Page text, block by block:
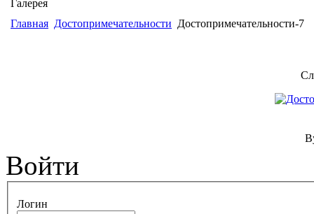
Галерея
Главная Достопримечательности Достопримечательности-7
Войти
Логин